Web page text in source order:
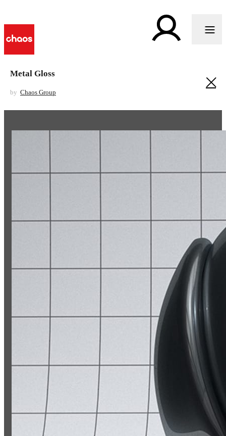
Metal Gloss
by Chaos Group